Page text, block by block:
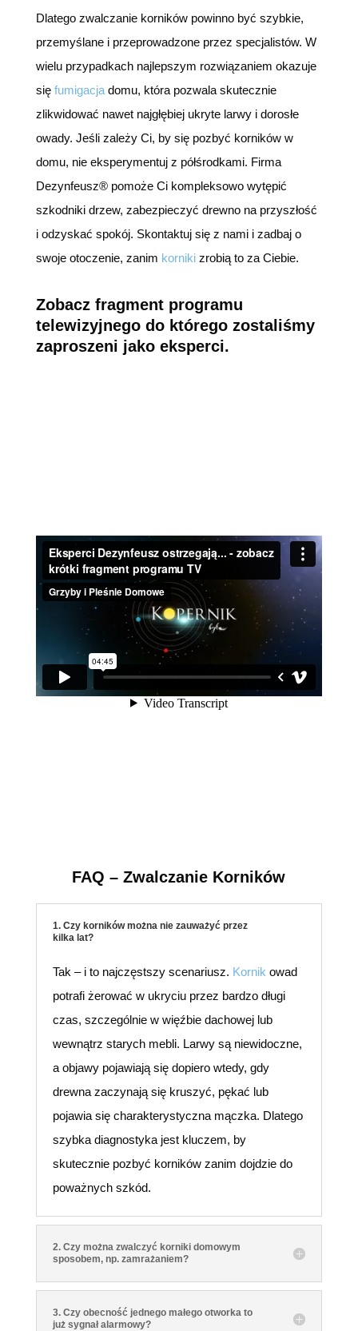
Dlatego zwalczanie korników powinno być szybkie,
przemyślane i przeprowadzone przez specjalistów. W
wielu przypadkach najlepszym rozwiązaniem okazuje
się fumigacjadomu, która pozwala skutecznie
zlikwidować nawet najgłębiej ukryte larwy i dorosłe
owady. Jeśli zależy Ci, by się pozbyć korników w
domu, nie eksperymentuj z półśrodkami. Firma
Dezynfeusz® pomoże Ci kompleksowo wytępić
szkodniki drzew, zabezpieczyć drewno na przyszłość
i odzyskać spokój. Skontaktuj się z nami i zadbaj o
swoje otoczenie, zanim kornikizrobią to za Ciebie.
Zobacz fragment programu
telewizyjnego do którego zostaliśmy
zaproszeni jako eksperci.
FAQ – Zwalczanie Korników
1. Czy korników można nie zauważyć przez
kilka lat?
Tak – i to najczęstszy scenariusz. Kornik owad
potrafi żerować w ukryciu przez bardzo długi
czas, szczególnie w więźbie dachowej lub
wewnątrz starych mebli. Larwy są niewidoczne,
a objawy pojawiają się dopiero wtedy, gdy
drewna zaczynają się kruszyć, pękać lub
pojawia się charakterystyczna mączka. Dlatego
szybka diagnostyka jest kluczem, by
skutecznie pozbyć korników zanim dojdzie do
poważnych szkód.
2. Czy można zwalczyć korniki domowym
sposobem, np. zamrażaniem?
3. Czy obecność jednego małego otworka to
już sygnał alarmowy?